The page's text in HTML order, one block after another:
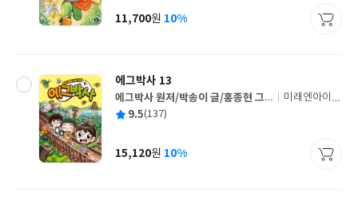
사
가
11,700원 10%
에그박사 13
글
쓴
에그박사 원저/박송이 글/홍종현 그
림/이승현 감수
출
사
미래엔아이세
평 9.5(137)
가
15,120원 10%